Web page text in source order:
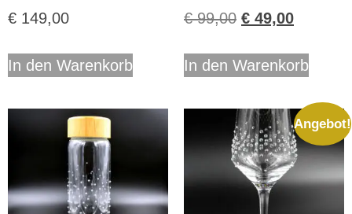
€ 149,00
In den Warenkorb
€99,00 € 49,00
In den Warenkorb
Angebot!